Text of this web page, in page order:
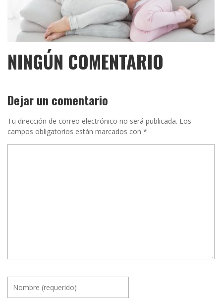
NINGÚN COMENTARIO
Dejar un comentario
Tu dirección de correo electrónico no será publicada. Los
campos obligatorios están marcados con *